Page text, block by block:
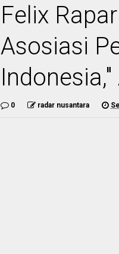
Felix
Asosiasi
0 radar nusantara